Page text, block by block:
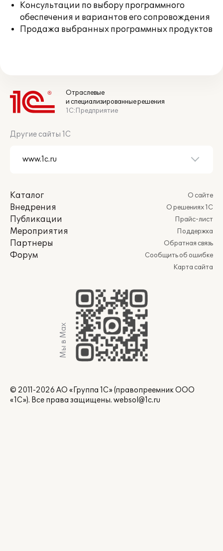
Консультации по выбору программного
обеспечения и вариантов его сопровождения
Продажа выбранных программных продуктов
Отраслевые
и специализированные решения
1С:Предприятие
Другие сайты 1С
Каталог
Внедрения
Публикации
Мероприятия
Партнеры
Форум
О сайте
О решениях 1С
Прайс-лист
Поддержка
Обратная связь
Сообщить об ошибке
Карта сайта
Мы в Max
© 2011-2026 АО «Группа 1С» (правопреемник ООО
«1С»). Все права защищены. websol@1c.ru